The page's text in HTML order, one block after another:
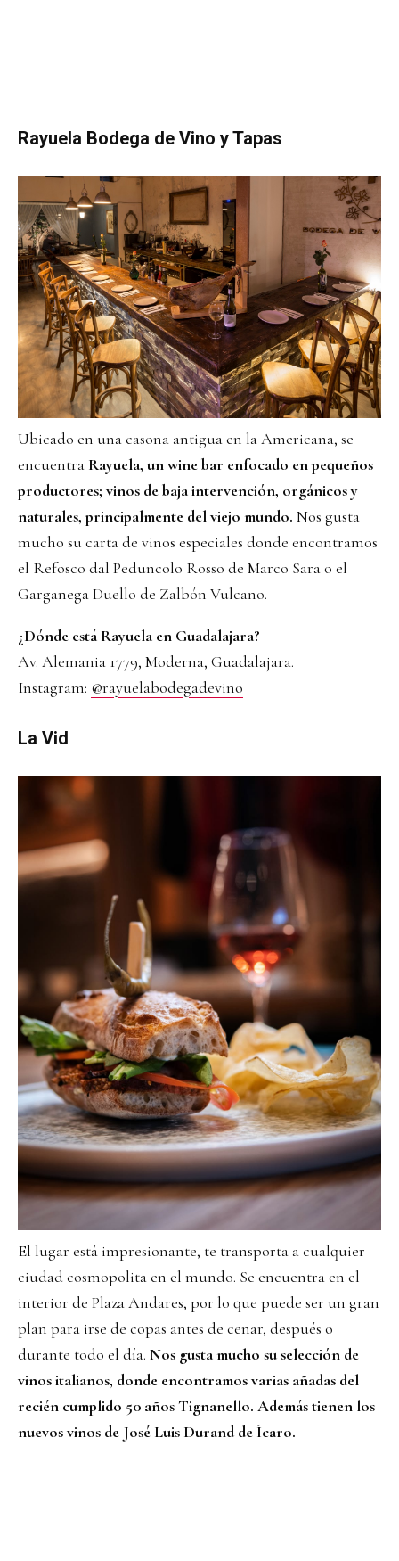
Rayuela Bodega de Vino y Tapas
Ubicado en una casona antigua en la Americana, se
encuentra Rayuela, un wine bar enfocado en pequeños
productores; vinos de baja intervención, orgánicos y
naturales, principalmente del viejo mundo. Nos gusta
mucho su carta de vinos especiales donde encontramos
el Refosco dal Peduncolo Rosso de Marco Sara o el
Garganega Duello de Zalbón Vulcano.
¿Dónde está Rayuela en Guadalajara?
Av. Alemania 1779, Moderna, Guadalajara.
Instagram: @rayuelabodegadevino
La Vid
El lugar está impresionante, te transporta a cualquier
ciudad cosmopolita en el mundo. Se encuentra en el
interior de Plaza Andares, por lo que puede ser un gran
plan para irse de copas antes de cenar, después o
durante todo el día. Nos gusta mucho su selección de
vinos italianos, donde encontramos varias añadas del
recién cumplido 50 años Tignanello. Además tienen los
nuevos vinos de José Luis Durand de Ícaro.